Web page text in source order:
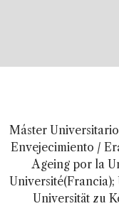
Máster Universitario
Envejecimiento /
Ageing por la
Universität zu